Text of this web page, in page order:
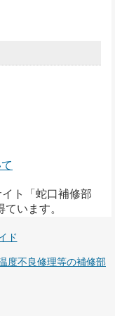
ト「蛇口補修部
います。
ド
度不良修理等の補修部